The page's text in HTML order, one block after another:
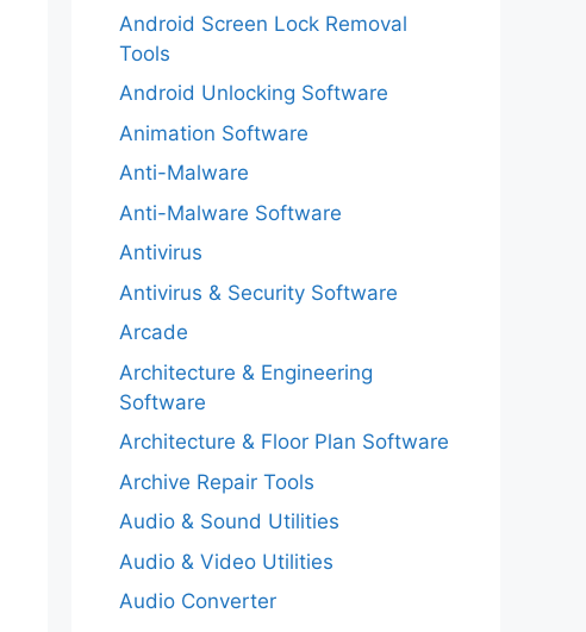
Android Screen Lock Removal
Tools
Android Unlocking Software
Animation Software
Anti-Malware
Anti-Malware Software
Antivirus
Antivirus & Security Software
Arcade
Architecture & Engineering
Software
Architecture & Floor Plan Software
Archive Repair Tools
Audio & Sound Utilities
Audio & Video Utilities
Audio Converter